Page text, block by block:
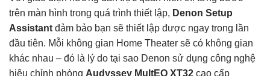
trên màn hình trong quá trình thiết lập, Denon Setup
Assistant đảm bảo bạn sẽ thiết lập được ngay trong lần
đầu tiên. Mỗi không gian Home Theater sẽ có không gian
khác nhau – đó là lý do tại sao Denon sử dụng công nghệ
hiệu chỉnh phòng Audyssey MultEQ XT32 cao cấp